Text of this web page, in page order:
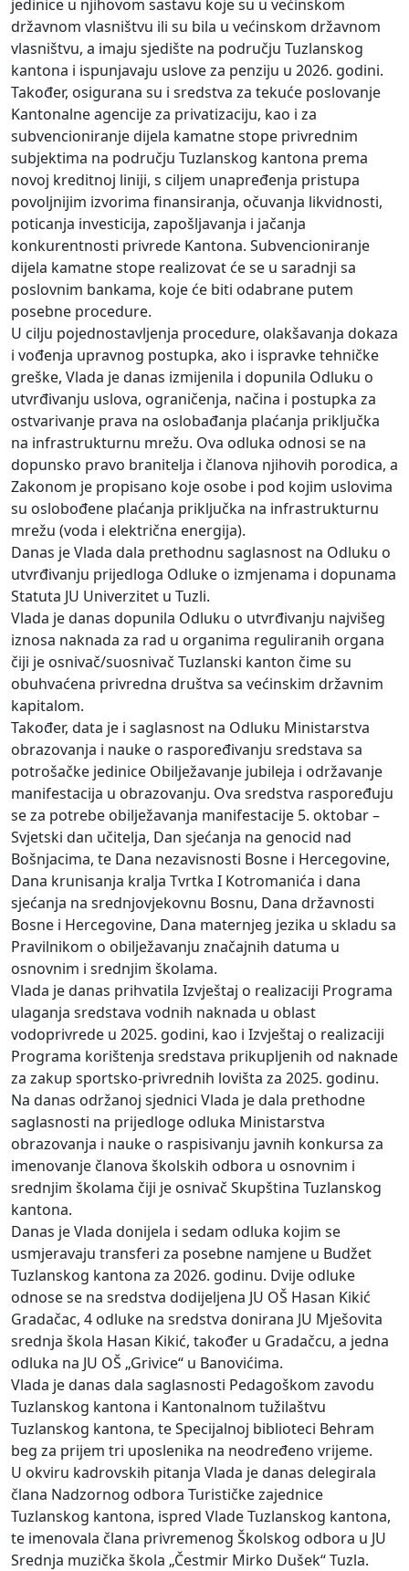
jedinice u njihovom sastavu koje su u većinskom
državnom vlasništvu ili su bila u većinskom državnom
vlasništvu, a imaju sjedište na području Tuzlanskog
kantona i ispunjavaju uslove za penziju u 2026. godini.
Također, osigurana su i sredstva za tekuće poslovanje
Kantonalne agencije za privatizaciju, kao i za
subvencioniranje dijela kamatne stope privrednim
subjektima na području Tuzlanskog kantona prema
novoj kreditnoj liniji, s ciljem unapređenja pristupa
povoljnijim izvorima finansiranja, očuvanja likvidnosti,
poticanja investicija, zapošljavanja i jačanja
konkurentnosti privrede Kantona. Subvencioniranje
dijela kamatne stope realizovat će se u saradnji sa
poslovnim bankama, koje će biti odabrane putem
posebne procedure.
U cilju pojednostavljenja procedure, olakšavanja dokaza
i vođenja upravnog postupka, ako i ispravke tehničke
greške, Vlada je danas izmijenila i dopunila Odluku o
utvrđivanju uslova, ograničenja, načina i postupka za
ostvarivanje prava na oslobađanja plaćanja priključka
na infrastrukturnu mrežu. Ova odluka odnosi se na
dopunsko pravo branitelja i članova njihovih porodica, a
Zakonom je propisano koje osobe i pod kojim uslovima
su oslobođene plaćanja priključka na infrastrukturnu
mrežu (voda i električna energija).
Danas je Vlada dala prethodnu saglasnost na Odluku o
utvrđivanju prijedloga Odluke o izmjenama i dopunama
Statuta JU Univerzitet u Tuzli.
Vlada je danas dopunila Odluku o utvrđivanju najvišeg
iznosa naknada za rad u organima reguliranih organa
čiji je osnivač/suosnivač Tuzlanski kanton čime su
obuhvaćena privredna društva sa većinskim državnim
kapitalom.
Također, data je i saglasnost na Odluku Ministarstva
obrazovanja i nauke o raspoređivanju sredstava sa
potrošačke jedinice Obilježavanje jubileja i održavanje
manifestacija u obrazovanju. Ova sredstva raspoređuju
se za potrebe obilježavanja manifestacije 5. oktobar –
Svjetski dan učitelja, Dan sjećanja na genocid nad
Bošnjacima, te Dana nezavisnosti Bosne i Hercegovine,
Dana krunisanja kralja Tvrtka I Kotromanića i dana
sjećanja na srednjovjekovnu Bosnu, Dana državnosti
Bosne i Hercegovine, Dana maternjeg jezika u skladu sa
Pravilnikom o obilježavanju značajnih datuma u
osnovnim i srednjim školama.
Vlada je danas prihvatila Izvještaj o realizaciji Programa
ulaganja sredstava vodnih naknada u oblast
vodoprivrede u 2025. godini, kao i Izvještaj o realizaciji
Programa korištenja sredstava prikupljenih od naknade
za zakup sportsko-privrednih lovišta za 2025. godinu.
Na danas održanoj sjednici Vlada je dala prethodne
saglasnosti na prijedloge odluka Ministarstva
obrazovanja i nauke o raspisivanju javnih konkursa za
imenovanje članova školskih odbora u osnovnim i
srednjim školama čiji je osnivač Skupština Tuzlanskog
kantona.
Danas je Vlada donijela i sedam odluka kojim se
usmjeravaju transferi za posebne namjene u Budžet
Tuzlanskog kantona za 2026. godinu. Dvije odluke
odnose se na sredstva dodijeljena JU OŠ Hasan Kikić
Gradačac, 4 odluke na sredstva donirana JU Mješovita
srednja škola Hasan Kikić, također u Gradačcu, a jedna
odluka na JU OŠ „Grivice“ u Banovićima.
Vlada je danas dala saglasnosti Pedagoškom zavodu
Tuzlanskog kantona i Kantonalnom tužilaštvu
Tuzlanskog kantona, te Specijalnoj biblioteci Behram
beg za prijem tri uposlenika na neodređeno vrijeme.
U okviru kadrovskih pitanja Vlada je danas delegirala
člana Nadzornog odbora Turističke zajednice
Tuzlanskog kantona, ispred Vlade Tuzlanskog kantona,
te imenovala člana privremenog Školskog odbora u JU
Srednja muzička škola „Čestmir Mirko Dušek“ Tuzla.